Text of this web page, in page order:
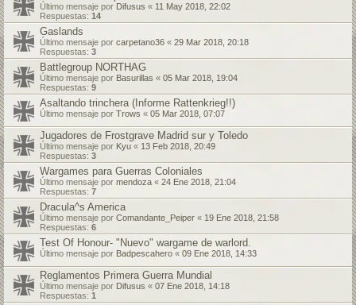
Último mensaje por Difusus « 11 May 2018, 22:02
Respuestas: 14
Gaslands
Último mensaje por carpetano36 « 29 Mar 2018, 20:18
Respuestas: 3
Battlegroup NORTHAG
Último mensaje por Basurillas « 05 Mar 2018, 19:04
Respuestas: 9
Asaltando trinchera (Informe Rattenkrieg!!)
Último mensaje por Trows « 05 Mar 2018, 07:07
Jugadores de Frostgrave Madrid sur y Toledo
Último mensaje por Kyu « 13 Feb 2018, 20:49
Respuestas: 3
Wargames para Guerras Coloniales
Último mensaje por mendoza « 24 Ene 2018, 21:04
Respuestas: 7
Dracula^s America
Último mensaje por Comandante_Peiper « 19 Ene 2018, 21:58
Respuestas: 6
Test Of Honour- "Nuevo" wargame de warlord.
Último mensaje por Badpescahero « 09 Ene 2018, 14:33
Reglamentos Primera Guerra Mundial
Último mensaje por Difusus « 07 Ene 2018, 14:18
Respuestas: 1